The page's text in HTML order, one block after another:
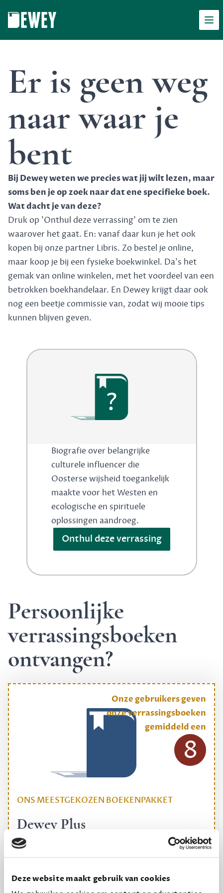
Deze website maakt gebruik van cookies
Er is geen weg
naar waar je
bent
Bij Dewey weten we precies wat jij wilt lezen, maar
soms ben je op zoek naar dat ene specifieke boek.
Wat dacht je van deze?
Druk op 'Onthul deze verrassing' om te zien
waarover het gaat. En: vanaf daar kun je het ook
kopen bij onze partner Libris. Zo bestel je online,
maar koop je bij een fysieke boekwinkel. Da's het
gemak van online winkelen, met het voordeel van een
betrokken boekhandelaar. En Dewey krijgt daar ook
nog een beetje commissie van, zodat wij mooie tips
kunnen blijven geven.
?
Biografie over belangrijke
culturele influencer die
Oosterse wijsheid toegankelijk
maakte voor het Westen en
ecologische en spirituele
oplossingen aandroeg.
Onthul deze verrassing
Persoonlijke
verrassingsboeken
ontvangen?
ONS MEESTGEKOZEN BOEKENPAKKET
Dewey Plus
Een originele manier om je reading challenge te
12,50 per maand, incl. verzending
Onze gebruikers geven
onze verrassingsboeken
gemiddeld een
8